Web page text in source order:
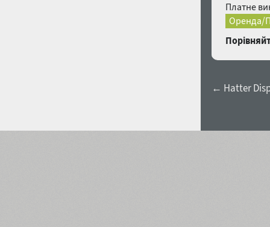
Платне
Оренда/
← Hatter